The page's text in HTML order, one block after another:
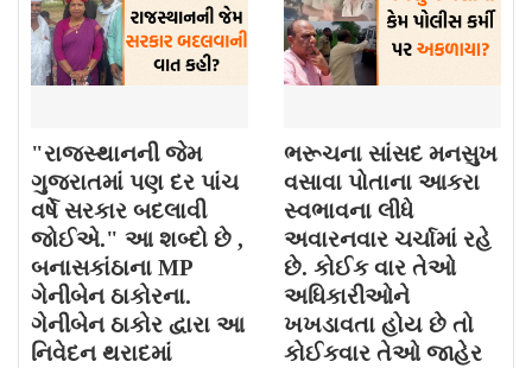
"રાજસ્થાનની જેમ
ગુજરાતમાં પણ દર પાંચ
વર્ષે સરકાર બદલાવી
જોઈએ." આ શબ્દો છે ,
બનાસકાંઠાના MP
ગેનીબેન ઠાકોરના.
ગેનીબેન ઠાકોર દ્વારા આ
નિવેદન થરાદમાં
ભરૂચના સાંસદ મનસુખ
વસાવા પોતાના આકરા
સ્વભાવના લીધે
અવારનવાર ચર્ચામાં રહે
છે. કોઈક વાર તેઓ
અધિકારીઓને
ખખડાવતા હોય છે તો
કોઈકવાર તેઓ જાહેર